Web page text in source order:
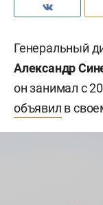
Генеральный
Александр
он занимал с
объявил в